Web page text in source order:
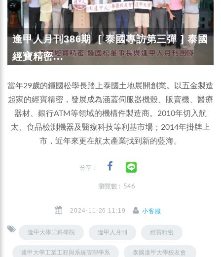
逢甲人月刊386期 [ 泰國專訪第三彈 ] 泰國
經寶精密...
當年29歲的鍾國松學長踏上泰國土地展開創業。以五金製造
起家的經寶精密，發展成為涵蓋伺服器機殼、販賣機、醫療
器材、銀行ATM等領域的機構件製造商。2010年切入航
太、食品檢測機器及醫療科技等利基市場；2014年掛牌上
市，近年來更在航太產業找到新的藍海。
分享：
瀏覽數 : 546
2024-11-26 11:19 小客服
逢甲大學工科學院 逢甲人月刊 經寶精密
逢甲大學工業工程與系統管理學系 泰國逢甲大學校友會 ​